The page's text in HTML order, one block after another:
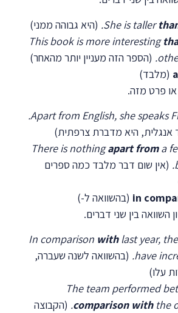
She is taller (היא גבוהה ממני)
This book is more interesting
(הספר הזה מעניין יותר מהאחר)
(מלבד)
או פרט מזה.
Apart from English, she speaks
אנגלית, היא מדברת צרפתית)
There is nothingapart froma
(אין שום דבר מלבד כמה ספרים
in (בהשוואה ל-)
השוואה בין שני דברים.
In comparison withlast year,
have (בהשוואה לשנה שעברה,
עלו)
The team performed
comparison withthe
(הקבוצה